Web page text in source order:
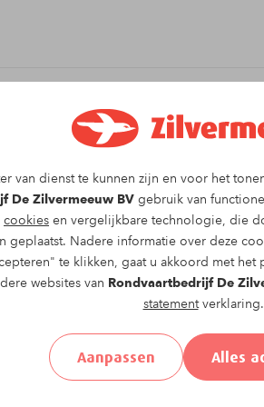
van dienst te kunnen zijn en voor het
De Zilvermeeuw BV gebruik van
cookies en vergelijkbare technologie, die
geplaatst. Nadere informatie over deze
te klikken, gaat u akkoord met het
websites van Rondvaartbedrijf De
statementverklaring.
Aanpassen Alles
arrangement!
vaartocht op vrijdag 05-
Achternaam*